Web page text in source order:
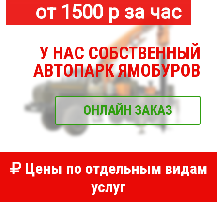
от 1500 р за час
У НАС СОБСТВЕННЫЙ
АВТОПАРК ЯМОБУРОВ
ОНЛАЙН ЗАКАЗ
Цены по отдельным видам
услуг